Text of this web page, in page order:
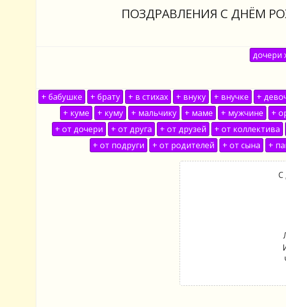
ПОЗДРАВЛЕНИЯ С ДНЁМ
дочери
+ бабушке + брату + в стихах + внуку + внучке +
+ куме
+ куму + мальчику + маме + мужчине +
+ от дочери
+ от друга + от друзей + от коллектива
+ от подруги
+ от родителей + от сына +
С